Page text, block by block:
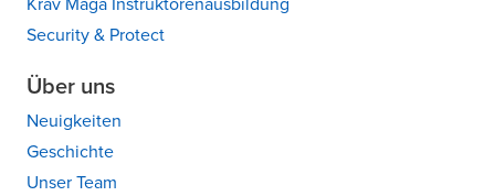
Krav Maga Instruktorenausbildung
Security & Protect
Über uns
Neuigkeiten
Geschichte
Unser Team